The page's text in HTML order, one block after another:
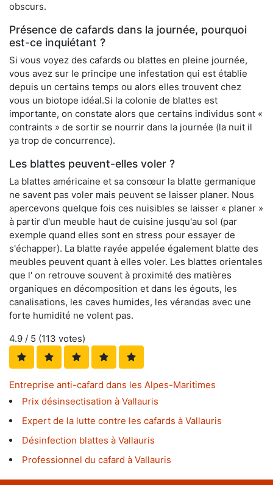
obscurs.
Présence de cafards dans la journée, pourquoi
est-ce inquiétant ?
Si vous voyez des cafards ou blattes en pleine journée,
vous avez sur le principe une infestation qui est établie
depuis un certains temps ou alors elles trouvent chez
vous un biotope idéal.Si la colonie de blattes est
importante, on constate alors que certains individus sont «
contraints » de sortir se nourrir dans la journée (la nuit il
ya trop de concurrence).
Les blattes peuvent-elles voler ?
La blattes américaine et sa consœur la blatte germanique
ne savent pas voler mais peuvent se laisser planer. Nous
apercevons quelque fois ces nuisibles se laisser « planer »
à partir d'un meuble haut de cuisine jusqu'au sol (par
exemple quand elles sont en stress pour essayer de
s'échapper). La blatte rayée appelée également blatte des
meubles peuvent quant à elles voler. Les blattes orientales
que l' on retrouve souvent à proximité des matières
organiques en décomposition et dans les égouts, les
canalisations, les caves humides, les vérandas avec une
forte humidité ne volent pas.
4.9 / 5 (113 votes)
Entreprise anti-cafard dans les Alpes-Maritimes
Prix désinsectisation à Vallauris
Expert de la lutte contre les cafards à Vallauris
Désinfection blattes à Vallauris
Professionnel du cafard à Vallauris